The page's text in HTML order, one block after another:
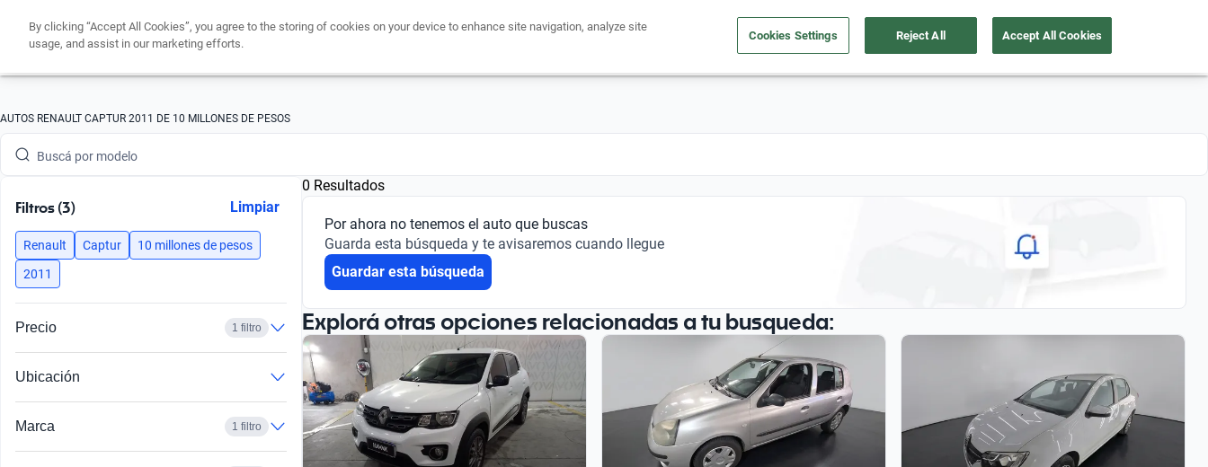
Comprá un auto Outlet de autos Soy Empresa Nosotros
AUTOS RENAULT CAPTUR 2011 DE 10 MILLONES DE PESOS
Buscá por marca
Buscá por modelo
Buscá por año
Buscá por marca
Buscá por versión
Filtros (3) Limpiar
Renault Captur
10 millones de pesos
2011
Precio 1 filtro
Ubicación
Marca 1 filtro
0 Resultados
Por ahora no tenemos el auto que buscas
Guarda esta búsqueda y te avisaremos cuando llegue
Guardar esta búsqueda
Explorá otras opciones relacionadas a tu busqueda:
By clicking “Accept All Cookies”, you agree to the storing of cookies on your device to enhance site navigation, analyze site
usage, and assist in our marketing efforts.
Cookies Settings Reject All Accept All Cookies